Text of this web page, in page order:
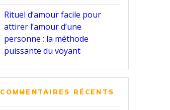
Rituel d’amour facile pour
attirer l’amour d’une
personne : la méthode
puissante du voyant
COMMENTAIRES RÉCENTS